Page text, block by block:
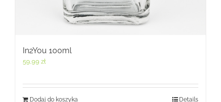
In2You 100ml
59,99 zł
Dodaj do koszyka Details